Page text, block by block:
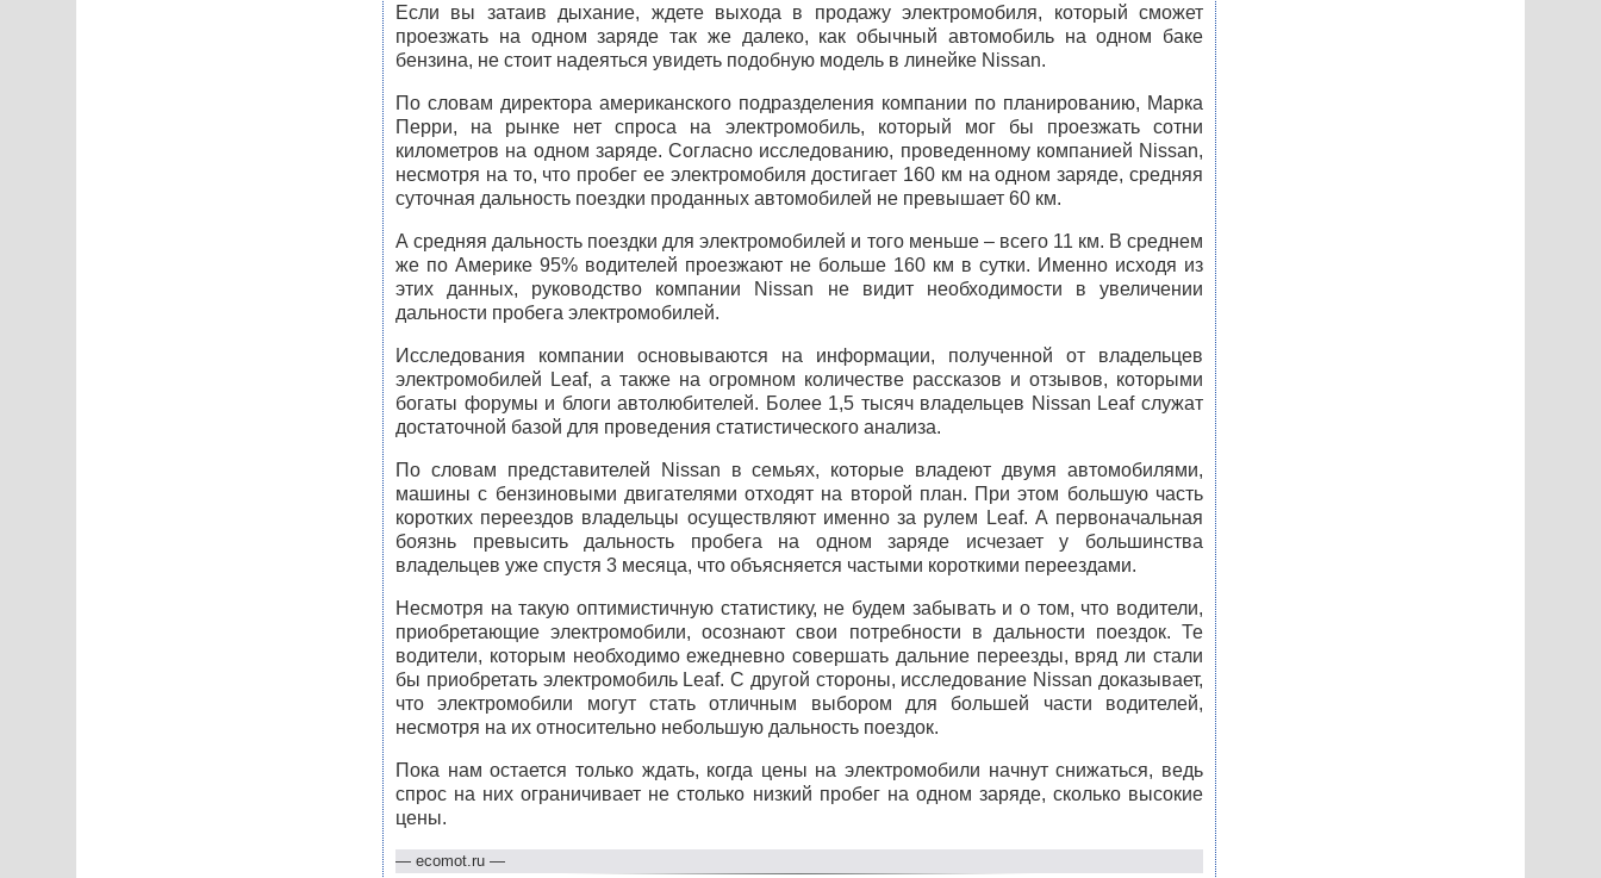
Если вы затаив дыхание, ждете выхода в продажу электромобиля, который сможет
проезжать на одном заряде так же далеко, как обычный автомобиль на одном баке
бензина, не стоит надеяться увидеть подобную модель в линейке Nissan.
По словам директора американского подразделения компании по планированию, Марка
Перри, на рынке нет спроса на электромобиль, который мог бы проезжать сотни
километров на одном заряде. Согласно исследованию, проведенному компанией Nissan,
несмотря на то, что пробег ее электромобиля достигает 160 км на одном заряде, средняя
суточная дальность поездки проданных автомобилей не превышает 60 км.
А средняя дальность поездки для электромобилей и того меньше – всего 11 км. В среднем
же по Америке 95% водителей проезжают не больше 160 км в сутки. Именно исходя из
этих данных, руководство компании Nissan не видит необходимости в увеличении
дальности пробега электромобилей.
Исследования компании основываются на информации, полученной от владельцев
электромобилей Leaf, а также на огромном количестве рассказов и отзывов, которыми
богаты форумы и блоги автолюбителей. Более 1,5 тысяч владельцев Nissan Leaf служат
достаточной базой для проведения статистического анализа.
По словам представителей Nissan в семьях, которые владеют двумя автомобилями,
машины с бензиновыми двигателями отходят на второй план. При этом большую часть
коротких переездов владельцы осуществляют именно за рулем Leaf. А первоначальная
боязнь превысить дальность пробега на одном заряде исчезает у большинства
владельцев уже спустя 3 месяца, что объясняется частыми короткими переездами.
Несмотря на такую оптимистичную статистику, не будем забывать и о том, что водители,
приобретающие электромобили, осознают свои потребности в дальности поездок. Те
водители, которым необходимо ежедневно совершать дальние переезды, вряд ли стали
бы приобретать электромобиль Leaf. С другой стороны, исследование Nissan доказывает,
что электромобили могут стать отличным выбором для большей части водителей,
несмотря на их относительно небольшую дальность поездок.
Пока нам остается только ждать, когда цены на электромобили начнут снижаться, ведь
спрос на них ограничивает не столько низкий пробег на одном заряде, сколько высокие
цены.
— ecomot.ru —